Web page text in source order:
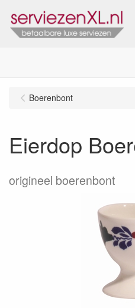
Boerenbont
Eierdop
origineel boerenbont